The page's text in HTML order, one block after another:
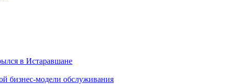
в Истаравшане
бизнес-модели обслуживания